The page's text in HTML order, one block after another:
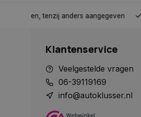
tenzij anders aangegeven Tot
Klantenservice
Veelgestelde vragen
06-39119169
info@autoklusser.nl